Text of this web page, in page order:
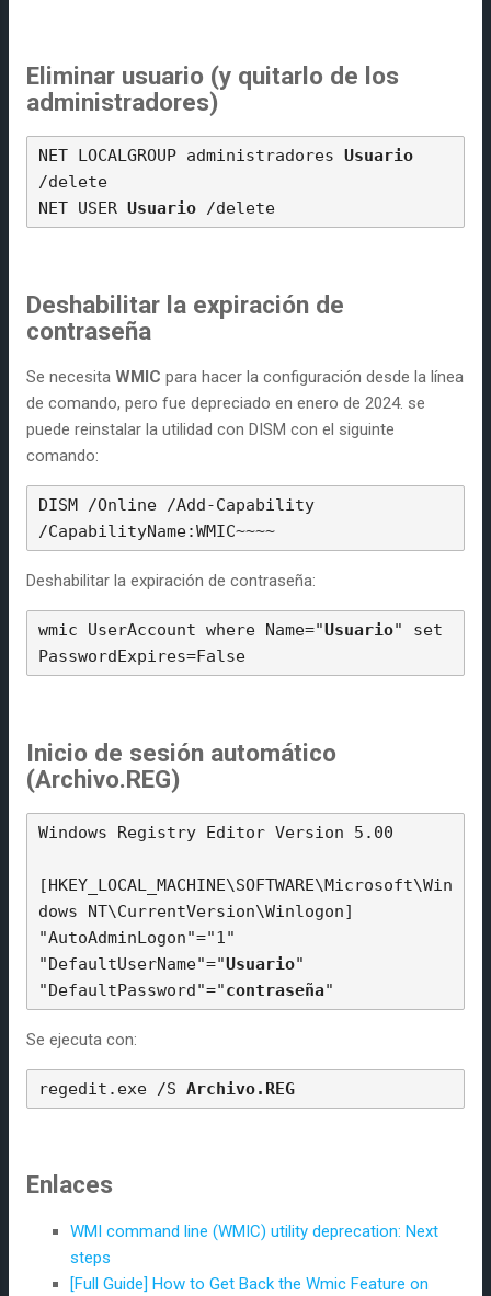
Eliminar usuario (y quitarlo de los
administradores)
NET LOCALGROUP administradores Usuario
/delete
NET USER Usuario
Deshabilitar la expiración de
contraseña
Se necesita WMIC para hacer la configuración desde la línea
de comando, pero fue depreciado en enero de 2024. se
puede reinstalar la utilidad con DISM con el siguinte
comando:
DISM /Online /Add-Capability
/CapabilityName:WMIC~~~~
Deshabilitar la expiración de contraseña:
wmic UserAccount where Name="Usuario" set
PasswordExpires=False
Inicio de sesión automático
(Archivo.REG)
Windows Registry Editor Version 5.00
[HKEY_LOCAL_MACHINE\SOFTWARE\Microsoft\Win
dows NT\CurrentVersion\Winlogon]
"AutoAdminLogon"="1"
"DefaultUserName"="Usuario"
"DefaultPassword"="contraseña
Se ejecuta con:
regedit.exe /S Archivo.REG
Enlaces
WMI command line (WMIC) utility deprecation: Next
steps
[Full Guide] How to Get Back the Wmic Feature on